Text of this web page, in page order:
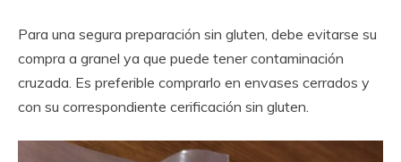
Para una segura preparación sin gluten, debe evitarse su
compra a granel ya que puede tener contaminación
cruzada. Es preferible comprarlo en envases cerrados y
con su correspondiente cerificación sin gluten.